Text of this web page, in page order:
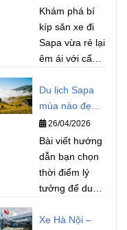
dành cho du
khách thông
thái
Khám phá bí
kíp săn xe đi
Sapa vừa rẻ lại
êm ái với cẩm
A đến Z. Tìm
hiểu thời gian
di chuyển,
phân loại xe,
mẹo đặt vé giá
rẻ và trải
nghiệm an
hưởng từng
Du lịch Sapa
mùa nào đẹp
nhất?
26/04/2026
Bài viết hướng
dẫn bạn chọn
thời điểm lý
tưởng để du
những trải
Xe Hà Nội –